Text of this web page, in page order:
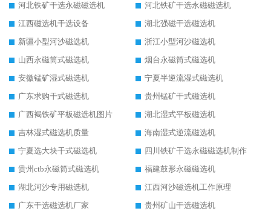
河北铁矿干选永磁磁选机
河北铁矿干选永磁磁选机
江西磁选机干选设备
湖北强磁干选磁选机
新疆小型河沙磁选机
浙江小型河沙磁选机
山西永磁筒式磁选机
烟台永磁筒式磁选机
安徽锰矿湿式磁选机
宁夏半逆流湿式磁选机
广东求购干式磁选机
贵州锰矿干式磁选机
广西褐铁矿平板磁选机图片
湖北湿式平板磁选机
吉林湿式磁选机质量
海南湿式逆流磁选机
宁夏选大块干式磁选机
四川铁矿干选永磁磁选机制作
贵州ctb永磁筒式磁选机
福建鼓形永磁磁选机
湖北河沙专用磁选机
江西河沙磁选机工作原理
广东干选磁选机厂家
贵州矿山干选磁选机